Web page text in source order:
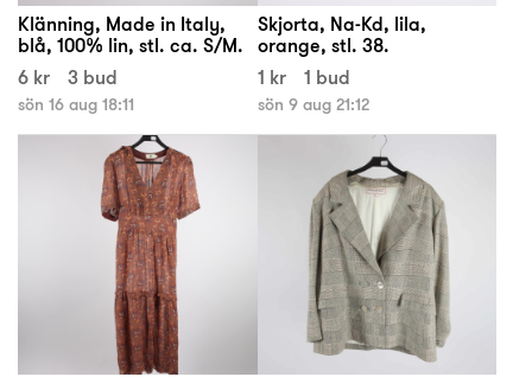
Klänning, Made in Italy,
blå, 100% lin, stl. ca. S/M.
6 kr
3 bud
sön 16 aug 18:11
Skjorta, Na-Kd, lila,
orange, stl. 38.
1 kr
1 bud
sön 9 aug 21:12